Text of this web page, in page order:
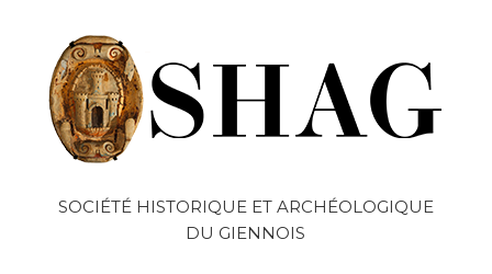
SOCIÉTÉ HISTORIQUE ET ARCHÉOLOGIQUE
DU GIENNOIS